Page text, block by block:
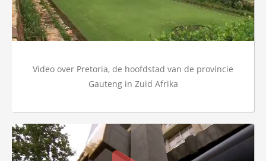
Video over Pretoria, de hoofdstad van de provincie
Gauteng in Zuid Afrika